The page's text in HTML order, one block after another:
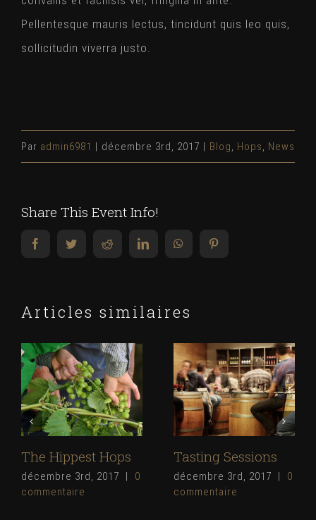
Pellentesque mauris lectus, tincidunt quis leo quis,
sollicitudin viverra justo.
Par admin6981 | décembre 3rd, 2017 | Blog, Hops, News
Share This Event Info!
FacebookTwitter Reddit LinkedInWhatsApp
Articles similaires
The Hippest Hops
décembre 3rd, 2017 |
0
commentaire
Tasting Sessions
décembre 3rd, 2017 |
0
commentaire